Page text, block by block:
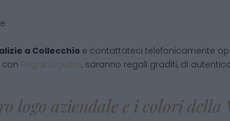
a Collecchio e contattateci telefonicamente
con Regali Digusto, saranno regali graditi, di
logo aziendale e i colori